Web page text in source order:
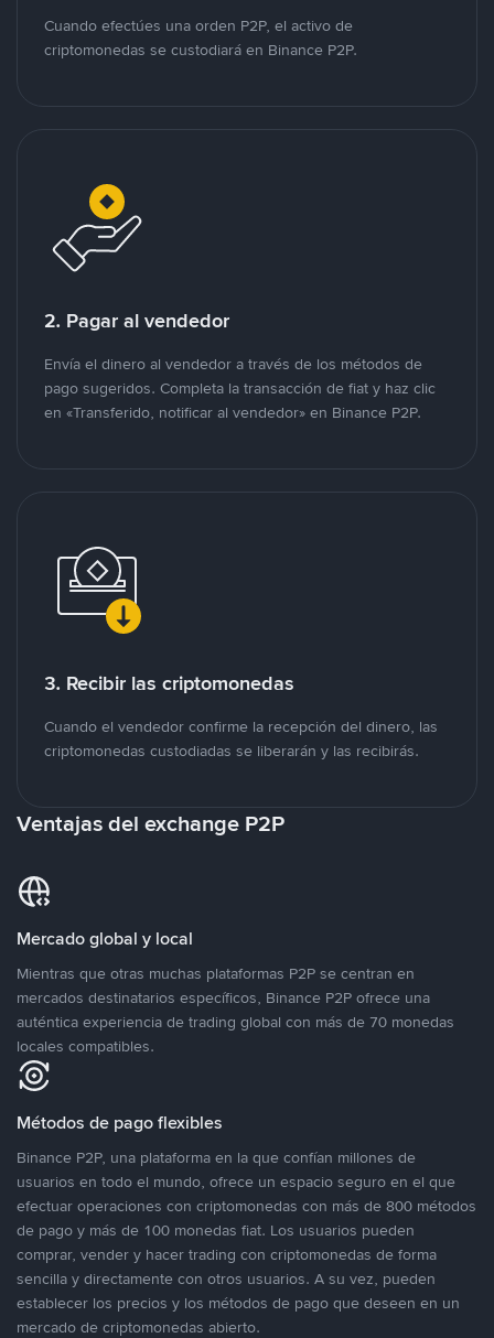
Cuando efectúes una orden P2P, el activo de
criptomonedas se custodiará en Binance P2P.
2. Pagar al vendedor
Envía el dinero al vendedor a través de los métodos de
pago sugeridos. Completa la transacción de fiat y haz clic
en «Transferido, notificar al vendedor» en Binance P2P.
3. Recibir las criptomonedas
Cuando el vendedor confirme la recepción del dinero, las
criptomonedas custodiadas se liberarán y las recibirás.
Ventajas del exchange P2P
Mercado global y local
Mientras que otras muchas plataformas P2P se centran en
mercados destinatarios específicos, Binance P2P ofrece una
auténtica experiencia de trading global con más de 70 monedas
locales compatibles.
Métodos de pago flexibles
Binance P2P, una plataforma en la que confían millones de
usuarios en todo el mundo, ofrece un espacio seguro en el que
efectuar operaciones con criptomonedas con más de 800 métodos
de pago y más de 100 monedas fiat. Los usuarios pueden
comprar, vender y hacer trading con criptomonedas de forma
sencilla y directamente con otros usuarios. A su vez, pueden
establecer los precios y los métodos de pago que deseen en un
mercado de criptomonedas abierto.